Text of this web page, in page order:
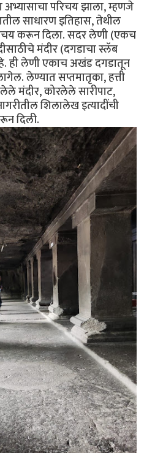
परिचय झाला, म्हणजे
साधारण इतिहास, तेथील
करून दिला. सदर लेणी (एकच
मंदीर (दगडाचा स्लॅब
लेणी एकाच अखंड दगडातून
लेण्यात सप्तमातृका, हत्ती
मंदीर, कोरलेले सारीपाट,
शिलालेख इत्यादींची
दिली.